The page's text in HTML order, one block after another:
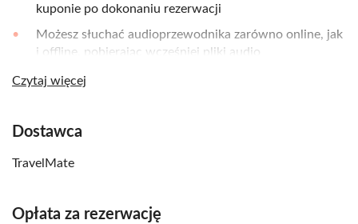
kuponie po dokonaniu rezerwacji
Możesz słuchać audioprzewodnika zarówno online, jak
i offline, pobierając wcześniej pliki audio
Audioprzewodnik nie traci ważności. Możesz go
wrażenia
Czytaj więcej
Dostawca
TravelMate
Opłata za rezerwację